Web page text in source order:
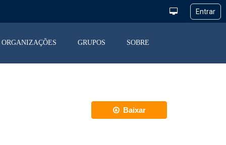
ORGANIZAÇÕES GRUPOS SOBRE
Baixar